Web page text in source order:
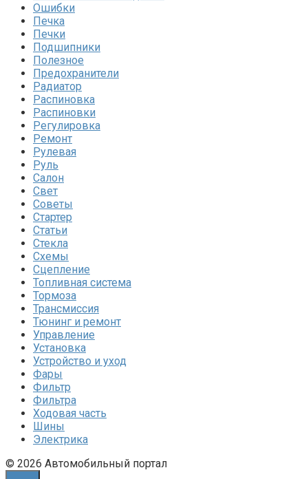
Ошибки
Печка
Печки
Подшипники
Полезное
Предохранители
Радиатор
Распиновка
Распиновки
Регулировка
Ремонт
Рулевая
Руль
Салон
Свет
Советы
Стартер
Статьи
Стекла
Схемы
Сцепление
Топливная система
Тормоза
Трансмиссия
Тюнинг и ремонт
Управление
Установка
Устройство и уход
Фары
Фильтр
Фильтра
Ходовая часть
Шины
Электрика
© 2026 Автомобильный портал